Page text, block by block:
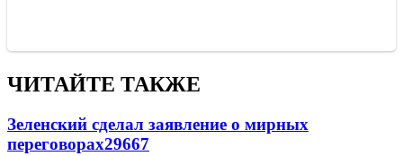
ЧИТАЙТЕ ТАКЖЕ
Зеленский сделал заявление о мирных
переговорах29667